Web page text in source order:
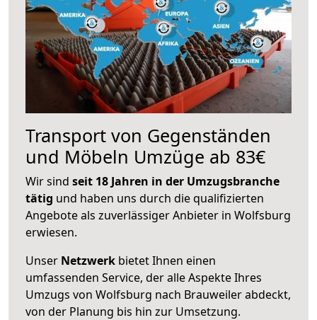
Transport von Gegenständen
und Möbeln Umzüge ab 83€
Wir sind seit 18 Jahren in der Umzugsbranche
tätig und haben uns durch die qualifizierten
Angebote als zuverlässiger Anbieter in Wolfsburg
erwiesen.
Unser Netzwerk bietet Ihnen einen
umfassenden Service, der alle Aspekte Ihres
Umzugs von Wolfsburg nach Brauweiler abdeckt,
von der Planung bis hin zur Umsetzung.